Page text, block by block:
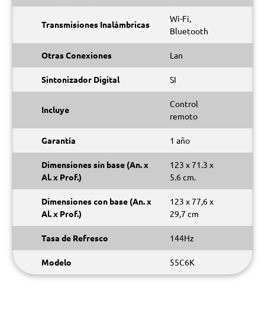
Transmisiones Inalámbricas
Wi-Fi,
Bluetooth
Otras Conexiones Lan
Sintonizador Digital SI
Incluye
Control
remoto
Garantía 1 año
Dimensiones sin base (An. x
Al. x Prof.)
123 x 71.3 x
5.6 cm.
Dimensiones con base (An. x
Al. x Prof.)
123 x 77,6 x
29,7 cm
Tasa de Refresco 144Hz
Modelo 55C6K